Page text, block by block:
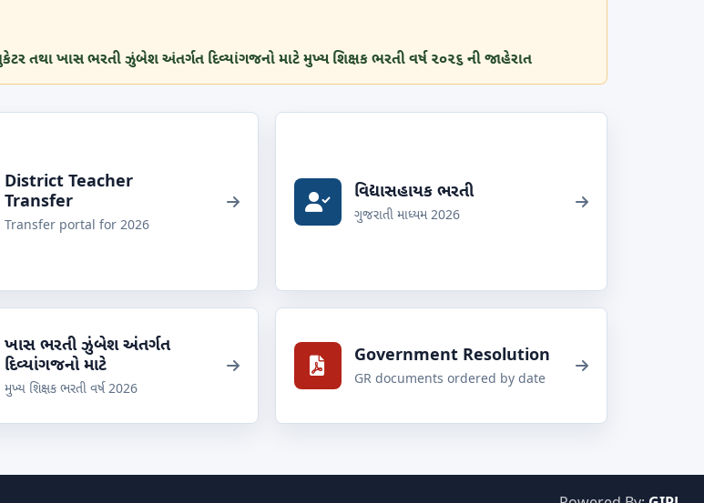
તથા ખાસ ભરતી ઝુંબેશ અંતર્ગત દિવ્યાંગજનો માટે મુખ્ય શિક્ષક ભરતી વર્ષ ૨૦૨૬ ની જાહેરાત
District Teacher
Transfer
Transfer portal for 2026
વિદ્યાસહાયક ભરતી
ગુજરાતી માધ્યમ 2026
ખાસ ભરતી ઝુંબેશ અંતર્ગત
દિવ્યાંગજનો માટે
મુખ્ય શિક્ષક ભરતી વર્ષ 2026
Government Resolution
GR documents ordered by date